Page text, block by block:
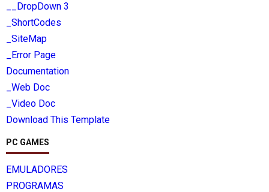
__DropDown 3
_ShortCodes
_SiteMap
_Error Page
Documentation
_Web Doc
_Video Doc
Download This Template
PC GAMES
EMULADORES
PROGRAMAS